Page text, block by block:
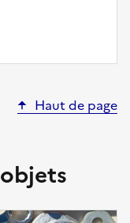
Haut de page